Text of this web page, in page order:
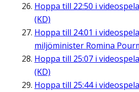
Hoppa till 22:50 i
(KD)
Hoppa till 24:01 i
miljöminister Romina
Hoppa till 25:07 i
(KD)
Hoppa till 25:44i